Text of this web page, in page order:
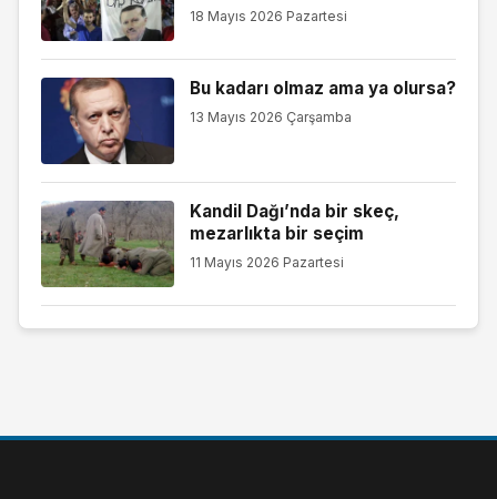
18 Mayıs 2026 Pazartesi
Bu kadarı olmaz ama ya olursa?
13 Mayıs 2026 Çarşamba
Kandil Dağı’nda bir skeç,
mezarlıkta bir seçim
11 Mayıs 2026 Pazartesi